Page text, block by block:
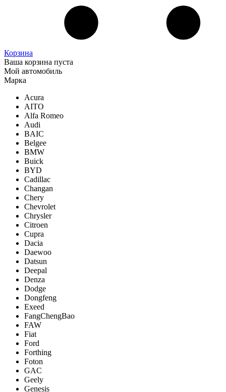
Корзина
Ваша корзина пуста
Мой автомобиль
Марка
Acura
AITO
Alfa Romeo
Audi
BAIC
Belgee
BMW
Buick
BYD
Cadillac
Changan
Chery
Chevrolet
Chrysler
Citroen
Cupra
Dacia
Daewoo
Datsun
Deepal
Denza
Dodge
Dongfeng
Exeed
FangChengBao
FAW
Fiat
Ford
Forthing
Foton
GAC
Geely
Genesis